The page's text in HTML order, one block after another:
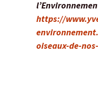
https://
oiseaux-de-